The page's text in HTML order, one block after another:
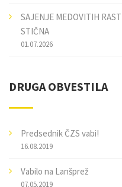
SAJENJE MEDOVITIH
STIČNA
01.07.2026
DRUGA OBVESTILA
Predsednik ČZS vabi!
16.08.2019
Vabilo na Lanšprež
07.05.2019